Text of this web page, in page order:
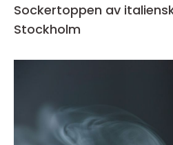
Sockertoppen av
Stockholm